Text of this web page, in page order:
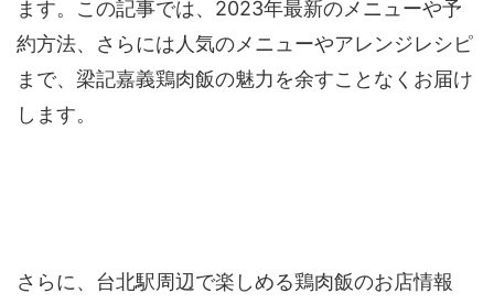
ます。この記事では、2023年最新のメニューや予
約方法、さらには人気のメニューやアレンジレシピ
まで、梁記嘉義鶏肉飯の魅力を余すことなくお届け
します。
さらに、台北駅周辺で楽しめる鶏肉飯のお店情報